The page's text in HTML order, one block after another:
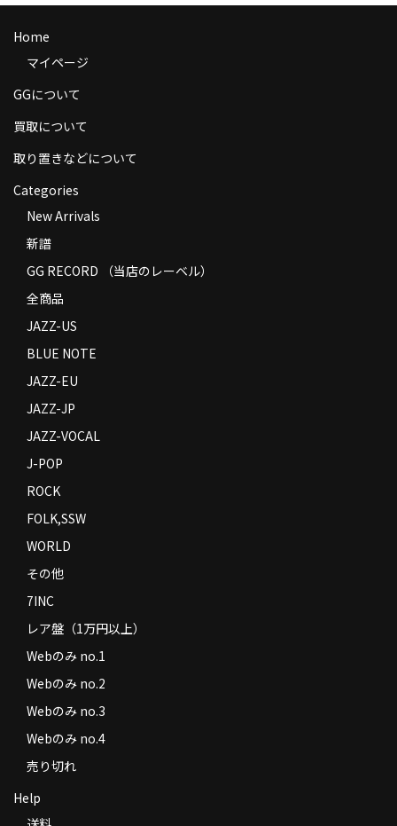
送料
商品の発送
返品
コンディション
Privacy Policy
特定商取引法に基づく表示
Contact
Home
マイページ
GGについて
買取について
取り置きなどについて
Categories
New Arrivals
新譜
GG RECORD （当店のレーベル）
全商品
JAZZ-US
BLUE NOTE
JAZZ-EU
JAZZ-JP
JAZZ-VOCAL
J-POP
ROCK
FOLK,SSW
WORLD
その他
7INC
レア盤（1万円以上）
Webのみ no.1
Webのみ no.2
Webのみ no.3
Webのみ no.4
売り切れ
Help